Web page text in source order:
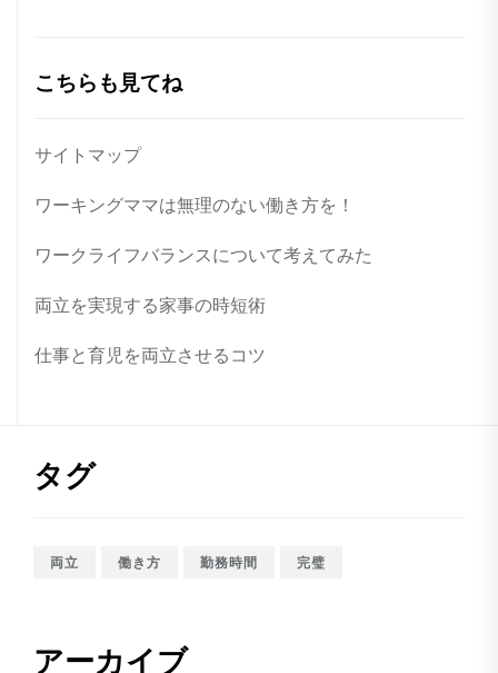
こちらも見てね
サイトマップ
ワーキングママは無理のない働き方を！
ワークライフバランスについて考えてみた
両立を実現する家事の時短術
仕事と育児を両立させるコツ
タグ
両立 働き方 勤務時間 完璧
アーカイブ